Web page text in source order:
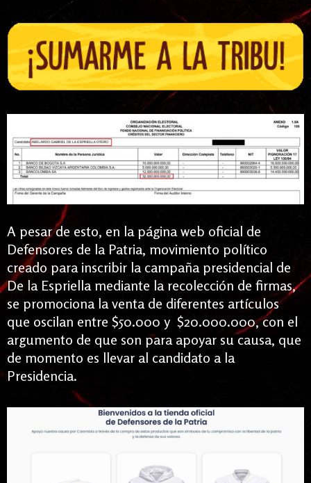
A pesar de esto, en la página web oficial de
Defensores de la Patria, movimiento político
creado para inscribir la campaña presidencial de
De la Espriella mediante la recolección de firmas,
se promociona la venta de diferentes artículos
que oscilan entre $50.000 y $20.000.000, con el
argumento de que son para apoyar su causa, que
de momento es llevar al candidato a la
Presidencia.